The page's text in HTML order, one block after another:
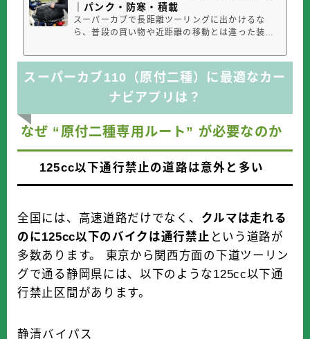
｜パンク・防寒・積載
スーパーカブで長距離ツーリングに出かけるな
ら、普段の買い物や近距離の移動とは違った装備
よいため旅向きのバイクですが、長時間走るとお
尻や肩、腰に疲労がたまりやすく、雨や寒さ、ス
マートフォンの電池切れ、パンクなどへの備えも
欠かせません。この記事では、スーパ...
スーパーカブ110（原付二種）に最適なカー
ナビアプリは？
なぜ “原付二種専用ルート” が必要なのか
125cc以下通行禁止の道路は意外と多い
全国には、高速道路だけでなく、 クルマは走れる
のに125cc以下のバイクは通行禁止 という道路が
多数あります。 東京から関西方面の下道ツーリン
グで通る静岡県には、以下のような125cc以下通
行禁止区間があります。
静清バイパス